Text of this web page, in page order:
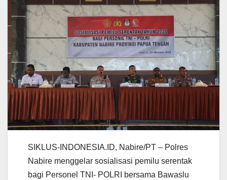
SIKLUS-INDONESIA.ID, Nabire/PT – Polres
Nabire menggelar sosialisasi pemilu serentak
bagi Personel TNI- POLRI bersama Bawaslu